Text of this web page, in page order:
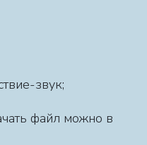
звук;
файл можно в